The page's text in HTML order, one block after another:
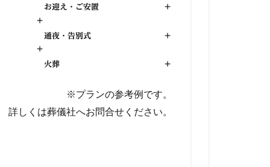
+
+
お迎え・ご安置 +
通夜・告別式 +
火葬 +
※プランの参考例です。
詳しくは葬儀社へお問合せください。